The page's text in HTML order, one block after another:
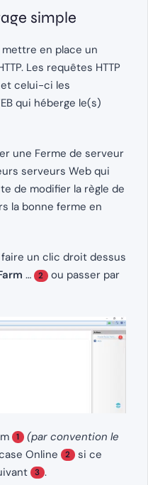
simple
en place un
Les requêtes HTTP
celui-ci les
qui héberge le(s)
une Ferme de serveur
serveurs Web qui
de modifier la règle de
la bonne ferme en
faire un clic droit dessus
… 2 ou passer par
1
(par convention le
Online 2 si ce
3 .